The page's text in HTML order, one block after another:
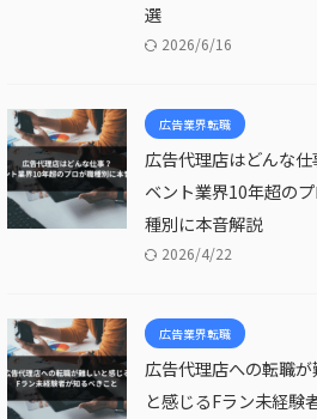
選
2026/6/16
広告業界転職
広告代理店はどんな仕
ベント業界10年超の
種別に本音解説
2026/4/22
広告業界転職
広告代理店への転職が
と感じるFラン未経験